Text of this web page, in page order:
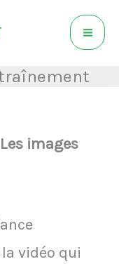
images
vidéo qui